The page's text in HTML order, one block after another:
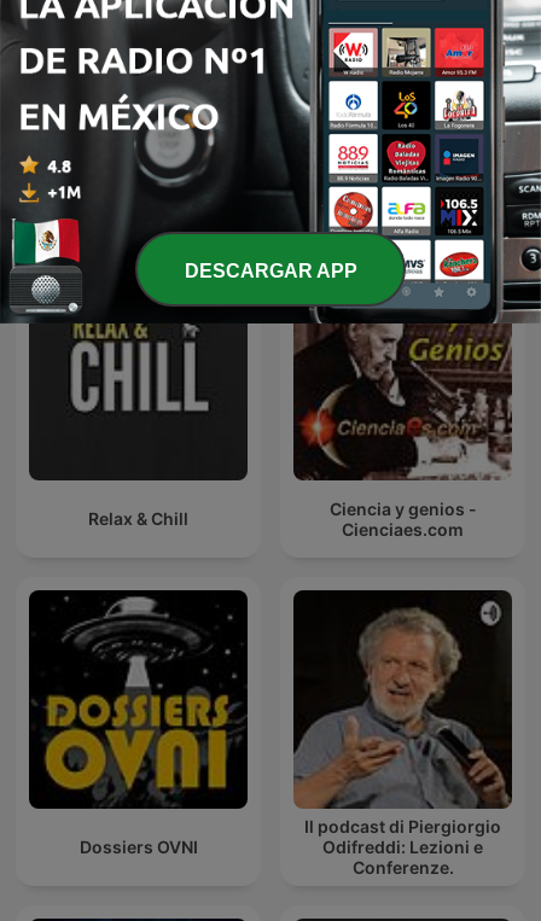
Doctoras En Vivo
Más podcasts internacionales de Ciencias
Relax & Chill
Ciencia y genios -
Cienciaes.com
Dossiers OVNI
Il podcast di Piergiorgio
Odifreddi: Lezioni e
Conferenze.
DESCARGAR APP